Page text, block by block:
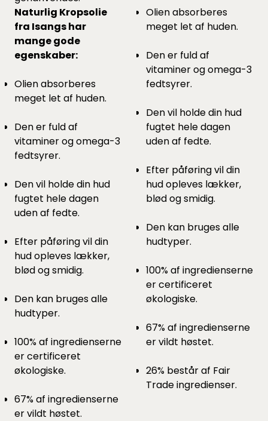
Naturlig Kropsolie
fra Isangs har
mange gode
egenskaber:
Olien absorberes
meget let af huden.
Den er fuld af
vitaminer og omega-3
fedtsyrer.
Den vil holde din hud
fugtet hele dagen
uden af fedte.
Efter påføring vil din
hud opleves lækker,
blød og smidig.
Den kan bruges alle
hudtyper.
100% af ingredienserne
er certificeret
økologiske.
67% af ingredienserne
er vildt høstet.
Olien absorberes
meget let af huden.
Den er fuld af
vitaminer og omega-3
fedtsyrer.
Den vil holde din hud
fugtet hele dagen
uden af fedte.
Efter påføring vil din
hud opleves lækker,
blød og smidig.
Den kan bruges alle
hudtyper.
100% af ingredienserne
er certificeret
økologiske.
67% af ingredienserne
er vildt høstet.
26% består af Fair
Trade ingredienser.